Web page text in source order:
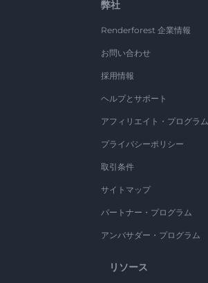
弊社
Renderforest 企業情報
お問い合わせ
採用情報
ヘルプとサポート
アフィリエイト・プログラム
プライバシーポリシー
取引条件
サイトマップ
パートナー・プログラム
アンバサダー・プログラム
リソース